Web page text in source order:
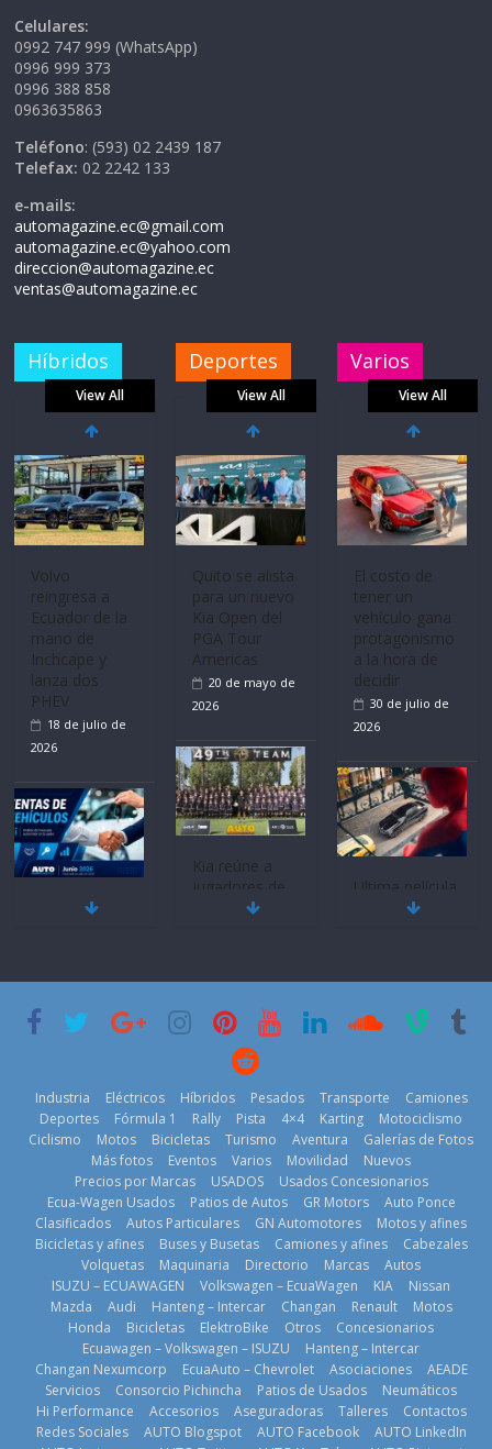
Celulares:
0992 747 999 (WhatsApp)
0996 999 373
0996 388 858
0963635863
Teléfono: (593) 02 2439 187
Telefax: 02 2242 133
e-mails:
automagazine.ec@gmail.com
automagazine.ec@yahoo.com
direccion@automagazine.ec
ventas@automagazine.ec
Híbridos
View All
Volvo
reingresa a
Ecuador de la
mano de
Inchcape y
lanza dos
PHEV
18 de julio de
2026
Mercado
semestre en la
historia
11 de julio de
BMW, Toyota,
Bosch y
prueban flota
que usa
gasolina 100%
renovable
25 de julio de
2026
Deportes
View All
La FEDAK
recibe 12
Sinotruk
Bolden para
cubrir las rutas
de La Vuelta
31 de julio de
2026
Quito se alista
para un nuevo
Kia Open del
PGA Tour
Americas
20 de mayo de
Kia reúne a
jugadores de
fútbol de todo
el mundo en
‘Kia OMBC
Cup’
6 de mayo de
2026
La Vuelta al
Ecuador 2026,
edición 47ª,
recorre 7
Varios
View All
El costo de
tener un
vehículo gana
protagonismo
a la hora de
decidir
30 de julio de
2026
Ultima película
‘Spider‑Man:
29 de julio de
2026
¿Qué puede
pasar con tu
vehículo si
permanece
varios días sin
usar?
3 de agosto de
2026
Industria Eléctricos Híbridos Pesados Transporte
Camiones
Deportes
Fórmula 1 Rally Pista 4×4 Karting
Motociclismo
Ciclismo
Motos Bicicletas Turismo Aventura
Galerías de Fotos
Más fotos
Eventos Varios Movilidad
Nuevos
Precios por Marcas
USADOS
Usados Concesionarios
Ecua-Wagen Usados
Patios de Autos GR Motors
Auto Ponce
Clasificados
Autos Particulares GN Automotores
Motos y afines
Bicicletas y afines
Buses y Busetas Camiones y afines
Cabezales
Volquetas
Maquinaria Directorio Marcas
Autos
ISUZU – ECUAWAGEN
Volkswagen – EcuaWagen KIA
Nissan
Mazda
Audi Hanteng – Intercar Changan Renault
Motos
Honda
Bicicletas ElektroBike Otros
Concesionarios
Ecuawagen – Volkswagen – ISUZU
Hanteng – Intercar
Changan Nexumcorp
EcuaAuto – Chevrolet Asociaciones
AEADE
Servicios
Consorcio Pichincha Patios de Usados
Neumáticos
Hi Performance
Accesorios Aseguradoras Talleres
Contactos
Redes Sociales
AUTO Blogspot AUTO Facebook
AUTO LinkedIn